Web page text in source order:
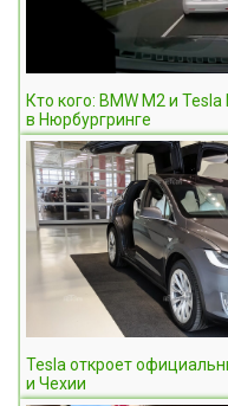
Кто кого: BMW M2 и
в Нюрбургринге
Tesla откроет
и Чехии